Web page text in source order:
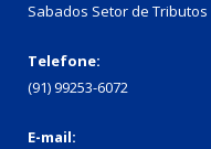
Sabados Setor de Tributos
Telefone:
(91) 99253-6072
E-mail: